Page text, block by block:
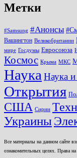
Метки
#Samsung #Анонсы
Вашингтон Великобритании
мире Госдумы Евросоюза
Космос Крыма МКС
Наука Наука и
Открытия
США Сирии
Украины
Все материалы на данном сайте
ознакомительных целях. Права